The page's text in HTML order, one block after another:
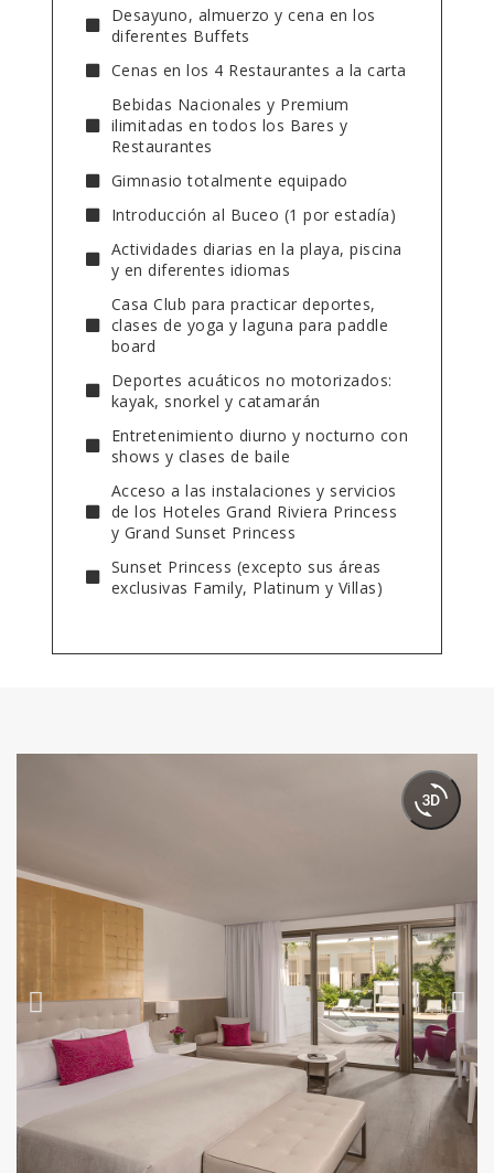
Desayuno, almuerzo y cena en los
diferentes Buffets
Cenas en los 4 Restaurantes a la carta
Bebidas Nacionales y Premium
ilimitadas en todos los Bares y
Restaurantes
Gimnasio totalmente equipado
Introducción al Buceo (1 por estadía)
Actividades diarias en la playa, piscina
y en diferentes idiomas
Casa Club para practicar deportes,
clases de yoga y laguna para paddle
board
Deportes acuáticos no motorizados:
kayak, snorkel y catamarán
Entretenimiento diurno y nocturno con
shows y clases de baile
Acceso a las instalaciones y servicios
de los Hoteles Grand Riviera Princess
y Grand Sunset Princess
Sunset Princess (excepto sus áreas
exclusivas Family, Platinum y Villas)